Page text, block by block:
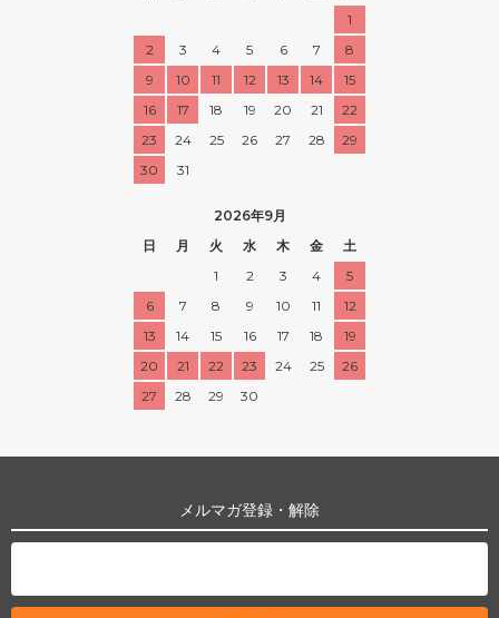
1
2
3 4 5 6 7
8
9
10 11 12 13 14
15
16
17 18 19 20 21
22
23
24 25 26 27 28
29
30
31
2026年9月
日
月 火 水 木 金
土
1
2 3 4
5
6
7 8 9 10 11
12
13
14 15 16 17 18
19
20
21 22 23 24 25
26
27
28 29 30
メルマガ登録・解除